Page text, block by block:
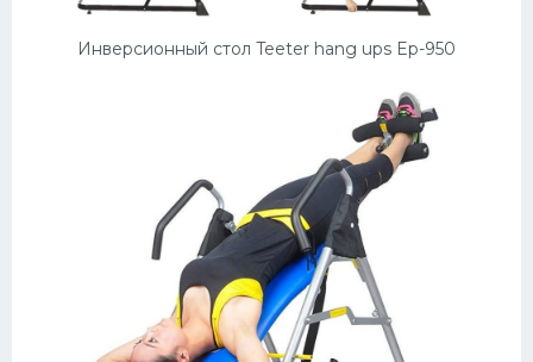
Инверсионный стол Teeter hang ups Ep-950